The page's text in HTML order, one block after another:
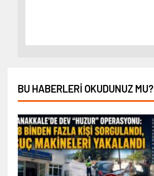
BU HABERLERI OKUDUNUZ MU?